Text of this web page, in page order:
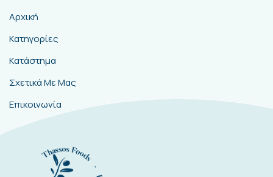
Αρχική
Κατηγορίες
Κατάστημα
Σχετικά Με Μας
Επικοινωνία